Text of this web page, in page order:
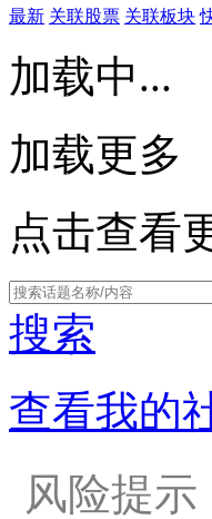
最新 关联股票 关联板块
加载中...
加载更多
点击查看
搜索
查看我的
风险提